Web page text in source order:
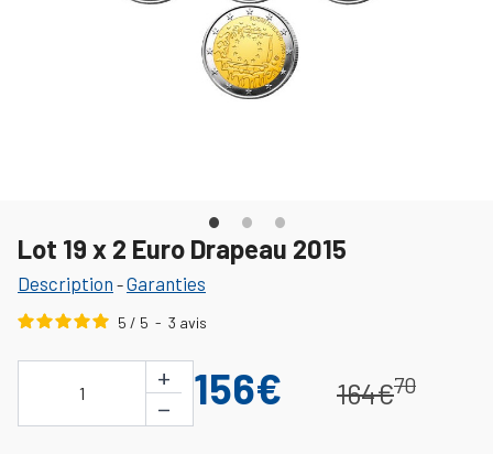
Lot 19 x 2 Euro Drapeau 2015
Description -Garanties
5 / 5 - 3 avis
1
+
−
156€ 164€70